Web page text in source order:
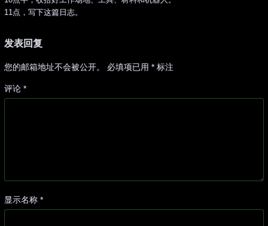
11点，写下这篇日志。
发表回复
您的邮箱地址不会被公开。 必填项已用 * 标注
评论 *
显示名称 *